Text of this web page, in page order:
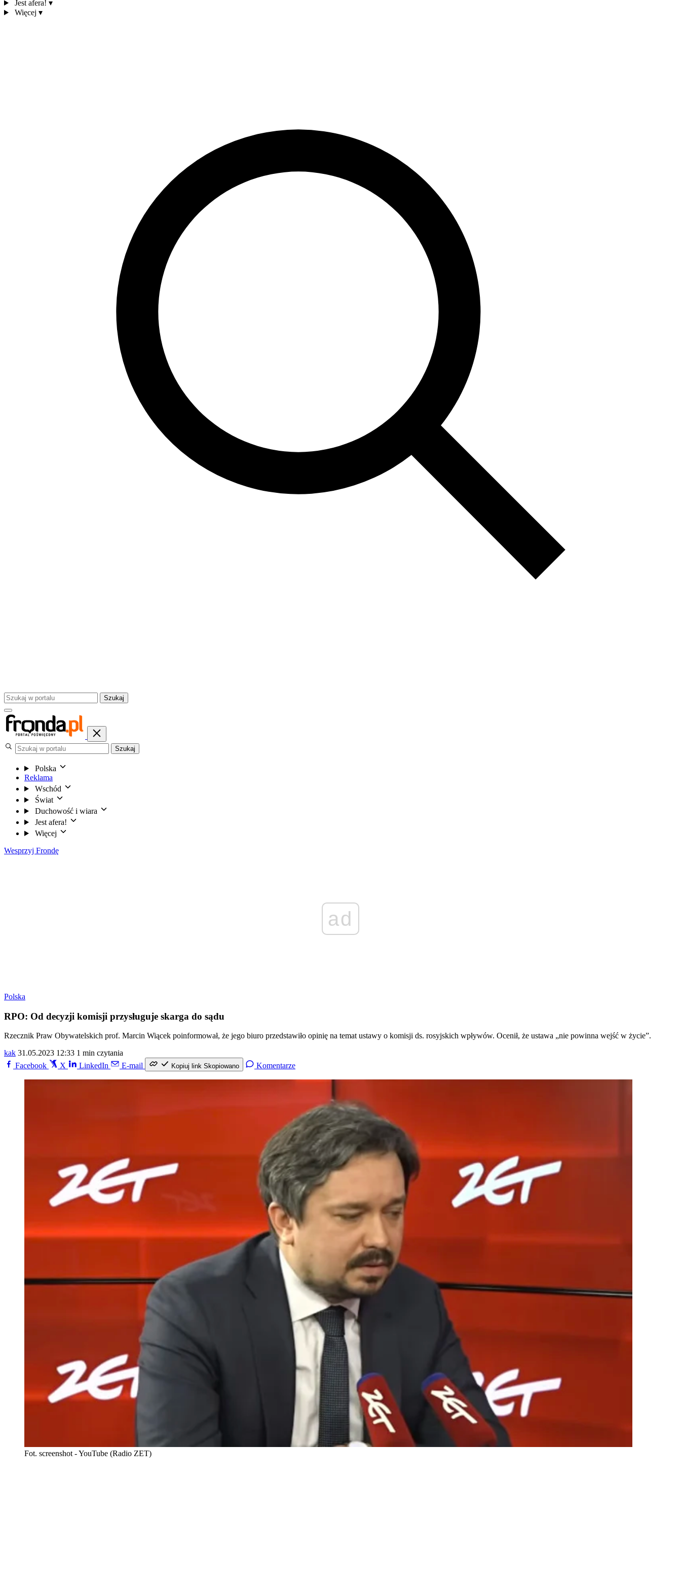
Jest afera! ▾
Więcej ▾
Szukaj
Szukaj
Polska
Reklama
Wschód
Świat
Duchowość i wiara
Jest afera!
Więcej
Wesprzyj Frondę
ad
Polska
RPO: Od decyzji komisji przysługuje skarga do sądu
Rzecznik Praw Obywatelskich prof. Marcin Wiącek poinformował, że jego biuro przedstawiło opinię na temat ustawy o komisji ds. rosyjskich wpływów. Ocenił, że ustawa „nie powinna wejść w życie”.
kak 31.05.2023 12:33 1 min czytania
Facebook
X LinkedIn E-mail Kopiuj link Skopiowano Komentarze
Fot. screenshot - YouTube (Radio ZET)